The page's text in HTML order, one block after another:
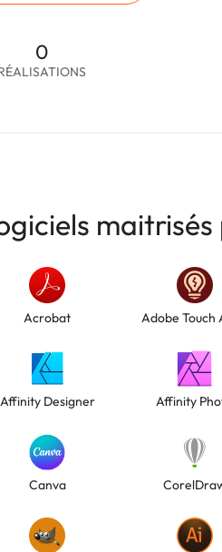
0
maitrisés
Acrobat Adobe Touch
Affinity Designer Affinity
Canva